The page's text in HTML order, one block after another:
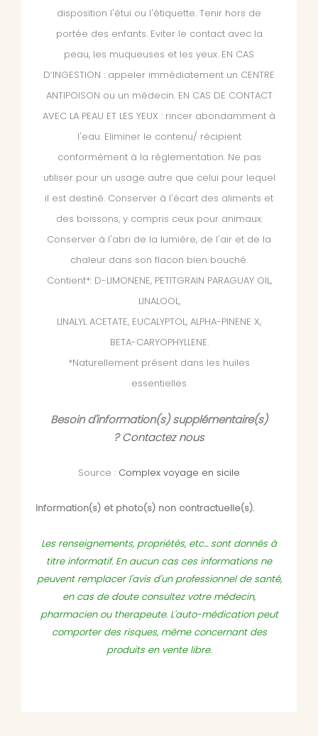
disposition l'étui ou l'étiquette. Tenir hors de
portée des enfants. Eviter le contact avec la
peau, les muqueuses et les yeux. EN CAS
D’INGESTION : appeler immédiatement un CENTRE
ANTIPOISON ou un médecin. EN CAS DE CONTACT
AVEC LA PEAU ET LES YEUX : rincer abondamment à
l'eau. Eliminer le contenu/ récipient
conformément à la réglementation. Ne pas
utiliser pour un usage autre que celui pour lequel
il est destiné. Conserver à l'écart des aliments et
des boissons, y compris ceux pour animaux.
Conserver à l'abri de la lumière, de l'air et de la
chaleur dans son flacon bien bouché.
Contient*: D-LIMONENE, PETITGRAIN PARAGUAY OIL,
LINALOOL,
LINALYL ACETATE, EUCALYPTOL, ALPHA-PINENE X,
BETA-CARYOPHYLLENE.
*Naturellement présent dans les huiles
essentielles
Besoin d'information(s) supplémentaire(s)
?Contactez nous
Source : Complex voyage en sicile
Information(s) et photo(s) non contractuelle(s).
Les renseignements, propriétés, etc... sont donnés à
titre informatif. En aucun cas ces informations ne
peuvent remplacer l'avis d'un professionnel de santé,
en cas de doute consultez votre médecin,
pharmacien ou therapeute. L'auto-médication peut
comporter des risques, même concernant des
produits en vente libre.